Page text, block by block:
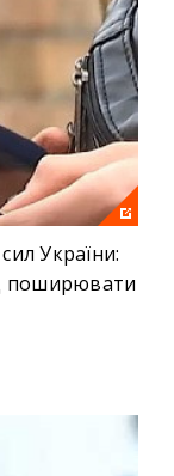
України:
поширювати